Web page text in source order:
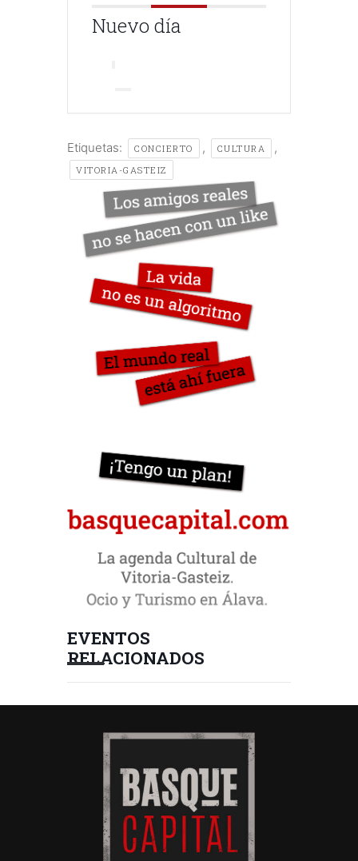
Nuevo día
Etiquetas: CONCIERTO , CULTURA ,
VITORIA-GASTEIZ
EVENTOS
RELACIONADOS